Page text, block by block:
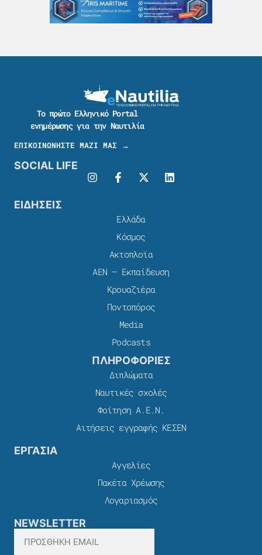
Το πρώτο Ελληνικό Portal
ενημέρωσης για την Ναυτιλία
ΕΠΙΚΟΙΝΩΝΗΣΤΕ ΜΑΖΙ ΜΑΣ →
SOCIAL LIFE
ΕΙΔΗΣΕΙΣ
Ελλάδα
Κόσμος
Ακτοπλοϊα
ΑΕΝ – Εκπαίδευση
Κρουαζιέρα
Ποντοπόρος
Media
Podcasts
ΠΛΗΡΟΦΟΡΙΕΣ
Διπλώματα
Ναυτικές σχολές
Φοίτηση Α.Ε.Ν.
Αιτήσεις εγγραφής ΚΕΣΕΝ
ΕΡΓΑΣΙΑ
Αγγελίες
Πακέτα Χρέωσης​
Λογαριασμός
NEWSLETTER